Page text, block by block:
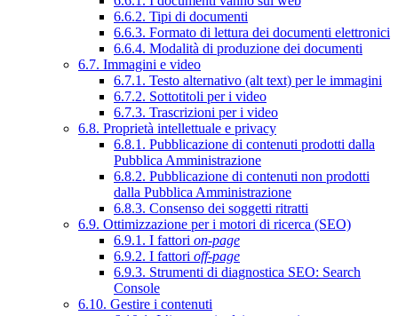
6.6.2. Tipi di documenti
6.6.3. Formato di lettura dei documenti elettronici
6.6.4. Modalità di produzione dei documenti
6.7. Immagini e video
6.7.1. Testo alternativo (alt text) per le immagini
6.7.2. Sottotitoli per i video
6.7.3. Trascrizioni per i video
6.8. Proprietà intellettuale e privacy
6.8.1. Pubblicazione di contenuti prodotti dalla
Pubblica Amministrazione
6.8.2. Pubblicazione di contenuti non prodotti
dalla Pubblica Amministrazione
6.8.3. Consenso dei soggetti ritratti
6.9. Ottimizzazione per i motori di ricerca (SEO)
6.9.1. I fattori on-page
6.9.2. I fattori off-page
6.9.3. Strumenti di diagnostica SEO: Search
Console
6.10. Gestire i contenuti